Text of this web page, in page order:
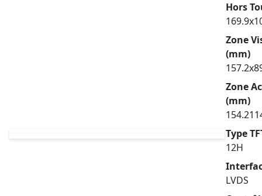
Hors
Zone
(mm)
Zone
(mm)
Type
12H
LVDS